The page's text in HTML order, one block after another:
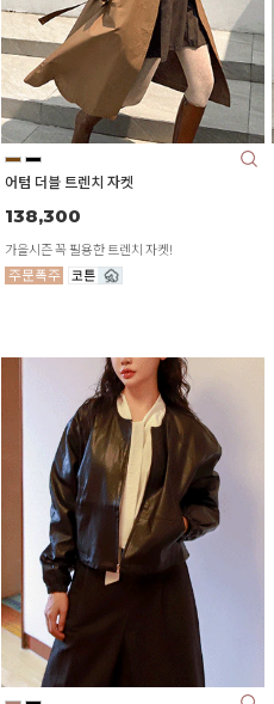
어텀 더블 트렌치 자켓
138,300
가을시즌 꼭 필용한 트렌치 자켓!